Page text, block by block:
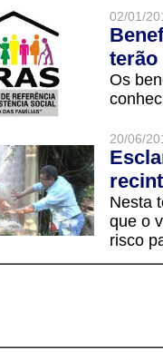
02/01/
terão
Os
20/06/
Nesta
que o
risco